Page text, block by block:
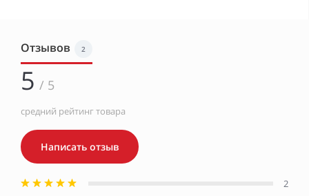
Отзывов 2
5 / 5
средний рейтинг товара
Написать отзыв
2